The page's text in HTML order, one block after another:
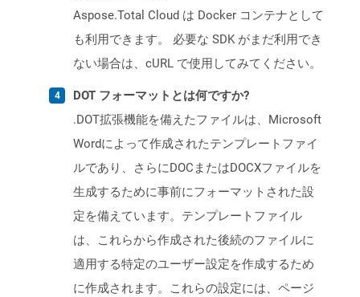
Aspose.Total Cloud は Docker コンテナとして
も利用できます。 必要な SDK がまだ利用でき
ない場合は、cURL で使用してみてください。
DOT フォーマットとは何ですか?
.DOT拡張機能を備えたファイルは、Microsoft
Wordによって作成されたテンプレートファイ
ルであり、さらにDOCまたはDOCXファイルを
生成するために事前にフォーマットされた設
定を備えています。テンプレートファイル
は、これらから作成された後続のファイルに
適用する特定のユーザー設定を作成するため
に作成されます。これらの設定には、ページ